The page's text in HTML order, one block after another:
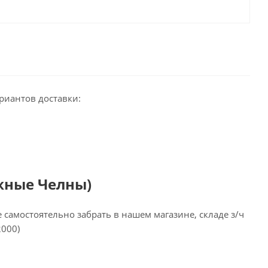
доставки:
Челны)
забрать в нашем магазине, складе з/ч